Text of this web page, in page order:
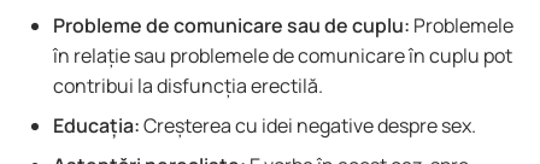
Probleme de comunicare sau de cuplu: Problemele
în relație sau problemele de comunicare în cuplu pot
contribui la disfuncția erectilă.
Educația:Creșterea cu idei negative despre sex.